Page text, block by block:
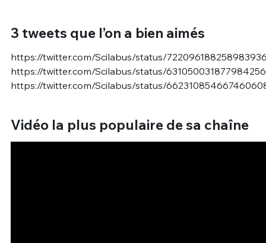
3 tweets que l’on a bien aimés
https://twitter.com/Scilabus/status/
https://twitter.com/Scilabus/status/631050031877984256
https://twitter.com/Scilabus/status/
Vidéo la plus populaire de sa chaîne